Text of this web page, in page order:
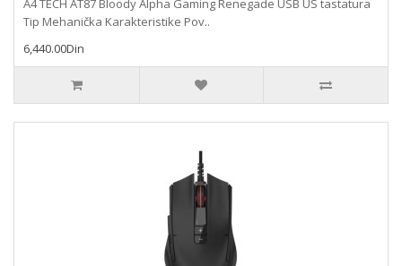
A4 TECH AT87 Bloody Alpha Gaming Renegade USB US tastatura
Tip Mehanička Karakteristike Pov..
6,440.00Din